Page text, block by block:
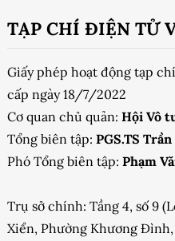
TẠP CHÍ ĐIỆN TỬ
Giấy phép hoạt động tạp
cấp ngày 18/7/2022
Cơ quan chủ quản: Hội Vô
Tổng biên tập: PGS.TS
Phó Tổng biên tập: Phạm
Trụ sở chính: Tầng 4, số 9
Xiển, Phường Khương Đình,